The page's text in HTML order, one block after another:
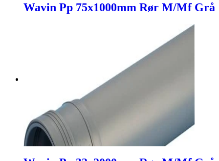
Wavin Pp 75x1000mm Rør M/Mf Grå